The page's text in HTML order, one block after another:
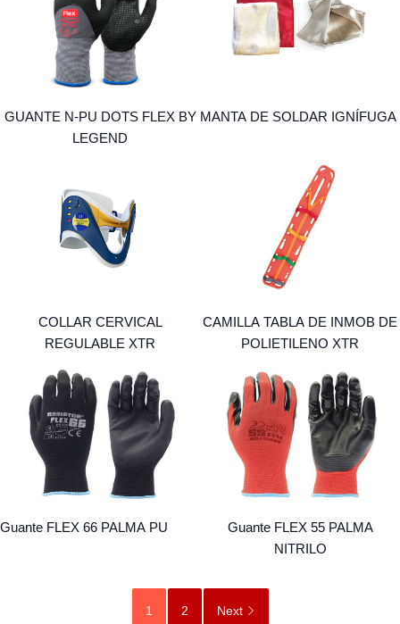
GUANTE N-PU DOTS FLEX BY
LEGEND
MANTA DE SOLDAR IGNÍFUGA
COLLAR CERVICAL
REGULABLE XTR
CAMILLA TABLA DE INMOB DE
POLIETILENO XTR
Guante FLEX 66 PALMA PU
Guante FLEX 55 PALMA
NITRILO
1 2 Next